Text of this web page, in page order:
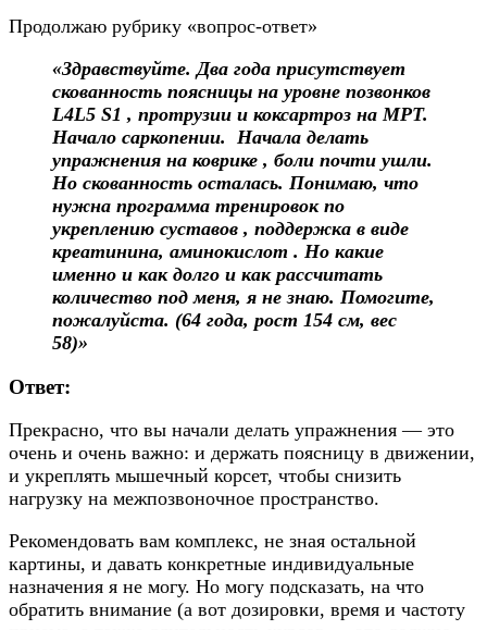
Продолжаю рубрику «вопрос-ответ»
«Здравствуйте. Два года присутствует
скованность поясницы на уровне позвонков
L4L5 S1 , протрузии и коксартроз на МРТ.
Начало саркопении. Начала делать
упражнения на коврике , боли почти ушли.
Но скованность осталась. Понимаю, что
нужна программа тренировок по
укреплению суставов , поддержка в виде
креатинина, аминокислот . Но какие
именно и как долго и как рассчитать
количество под меня, я не знаю. Помогите,
пожалуйста. (64 года, рост 154 см, вес
58)»
Ответ:
Прекрасно, что вы начали делать упражнения — это
очень и очень важно: и держать поясницу в движении,
и укреплять мышечный корсет, чтобы снизить
нагрузку на межпозвоночное пространство.
Рекомендовать вам комплекс, не зная остальной
картины, и давать конкретные индивидуальные
назначения я не могу. Но могу подсказать, на что
обратить внимание (а вот дозировки, время и частоту